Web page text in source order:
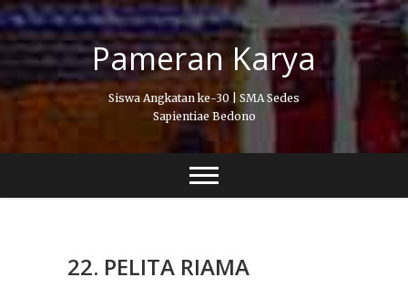
Skip
to
content
Pameran Karya
Siswa Angkatan ke-30 | SMA Sedes
Sapientiae Bedono
22. PELITA RIAMA